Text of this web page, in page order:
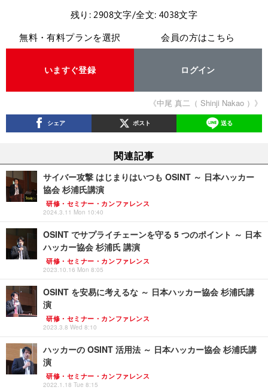
残り: 2908文字/全文: 4038文字
無料・有料プランを選択
いますぐ登録
会員の方はこちら
ログイン
《中尾 真二（ Shinji Nakao ）》
シェア ポスト 送る
関連記事
サイバー攻撃 はじまりはいつも OSINT ～ 日本ハッカー
協会 杉浦氏講演
研修・セミナー・カンファレンス
2024.3.11 Mon 10:40
OSINT でサプライチェーンを守る 5 つのポイント ～ 日本
ハッカー協会 杉浦氏 講演
研修・セミナー・カンファレンス
2023.10.16 Mon 8:05
OSINT を安易に考えるな ～ 日本ハッカー協会 杉浦氏講
演
研修・セミナー・カンファレンス
2023.3.8 Wed 8:10
ハッカーの OSINT 活用法 ～ 日本ハッカー協会 杉浦氏講
演
研修・セミナー・カンファレンス
2022.1.18 Tue 8:15